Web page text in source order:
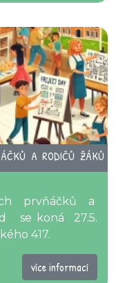
A RODIČŮ ŽÁKŮ
prvňáčků a
se koná 27.5.
417.
více informací